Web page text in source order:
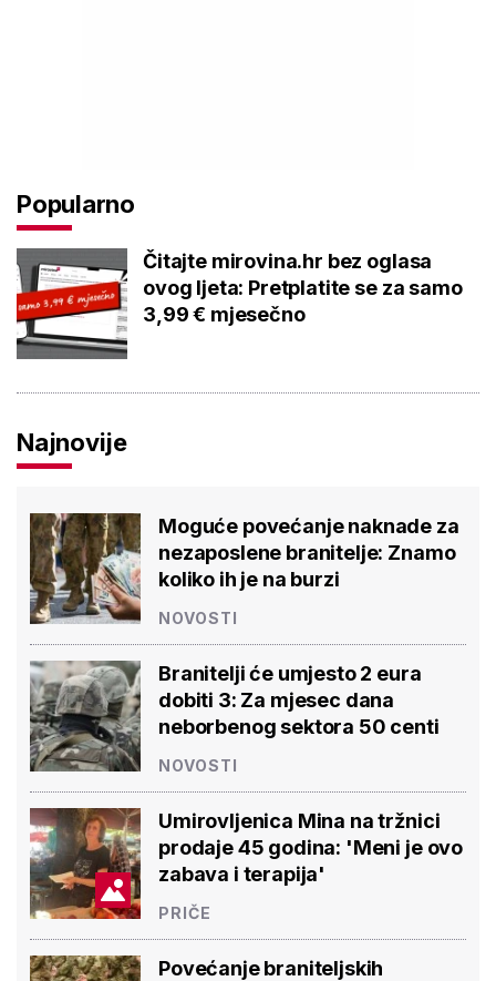
Popularno
Čitajte mirovina.hr bez oglasa
ovog ljeta: Pretplatite se za samo
3,99 € mjesečno
Najnovije
Moguće povećanje naknade za
nezaposlene branitelje: Znamo
koliko ih je na burzi
NOVOSTI
Branitelji će umjesto 2 eura
dobiti 3: Za mjesec dana
neborbenog sektora 50 centi
NOVOSTI
Umirovljenica Mina na tržnici
prodaje 45 godina: 'Meni je ovo
zabava i terapija'
PRIČE
Povećanje braniteljskih